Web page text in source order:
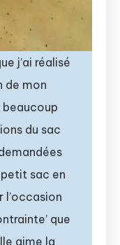
j’ai réalisé
de mon
du sac
sac en
l’occasion
que
aime la